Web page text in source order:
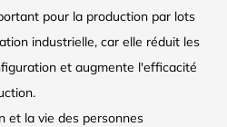
pour la production par lots
industrielle, car elle réduit les
et augmente l'efficacité
et la vie des personnes